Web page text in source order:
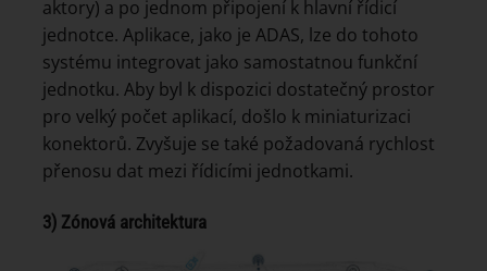
aktory) a po jednom připojení k hlavní řídicí
jednotce. Aplikace, jako je ADAS, lze do tohoto
systému integrovat jako samostatnou funkční
jednotku. Aby byl k dispozici dostatečný prostor
pro velký počet aplikací, došlo k miniaturizaci
konektorů. Zvyšuje se také požadovaná rychlost
přenosu dat mezi řídicími jednotkami.
3) Zónová architektura